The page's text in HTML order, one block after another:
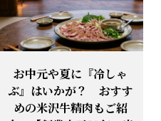
【母の日】5月10日の母の日に、
「『ありがとう』の気持ち」をお贈り
できます。
【ご注意】1月27日（火）は終日、お
電話・FAXが繋がりません（8:30〜
18:00）
【恵方巻】今年の2月3日は、『米沢牛
お中元や夏に『冷しゃ
ぶ』はいかが？ おすす
めの米沢牛精肉もご紹